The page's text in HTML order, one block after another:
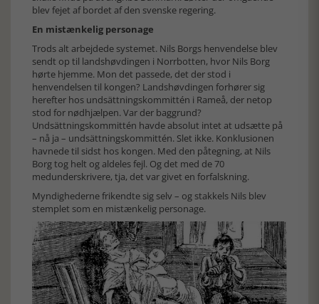
blev fejet af bordet af den svenske regering.
En mistænkelig personage
Trods alt arbejdede systemet. Nils Borgs henvendelse blev
sendt op til landshøvdingen i Norrbotten, hvor Nils Borg
hørte hjemme. Mon det passede, det der stod i
henvendelsen til kongen? Landshøvdingen forhører sig
herefter hos undsättningskommittén i Rameå, der netop
stod for nødhjælpen. Var der baggrund?
Undsättningskommittén havde absolut intet at udsætte på
– nå ja – undsättningskommittén. Slet ikke. Konklusionen
havnede til sidst hos kongen. Med den påtegning, at Nils
Borg tog helt og aldeles fejl. Og det med de 70
medunderskrivere, tja, det var givet en forfalskning.
Myndighederne frikendte sig selv – og stakkels Nils blev
stemplet som en mistænkelig personage.